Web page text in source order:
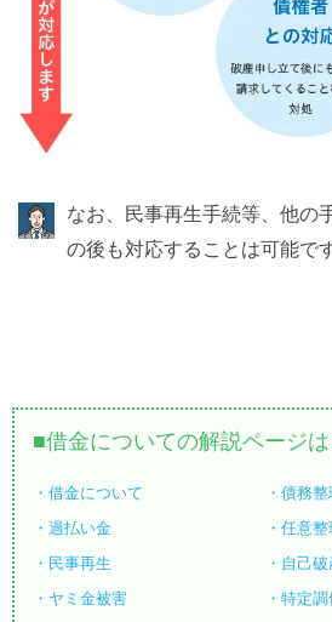
なお、民事再生手続等、他の
の後も対応することは可能です
借金についての解説ページは
借金について
債務
過払い金
任意整
民事再生
自己破
ヤミ金被害
特定調